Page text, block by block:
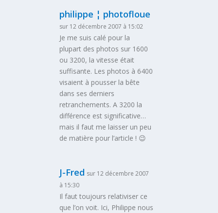
philippe ¦ photofloue
sur 12 décembre 2007 à 15:02
Je me suis calé pour la
plupart des photos sur 1600
ou 3200, la vitesse était
suffisante. Les photos à 6400
visaient à pousser la bête
dans ses derniers
retranchements. A 3200 la
différence est significative…
mais il faut me laisser un peu
de matière pour l’article ! 😉
J-Fred sur 12 décembre 2007
à 15:30
Il faut toujours relativiser ce
que l’on voit. Ici, Philippe nous